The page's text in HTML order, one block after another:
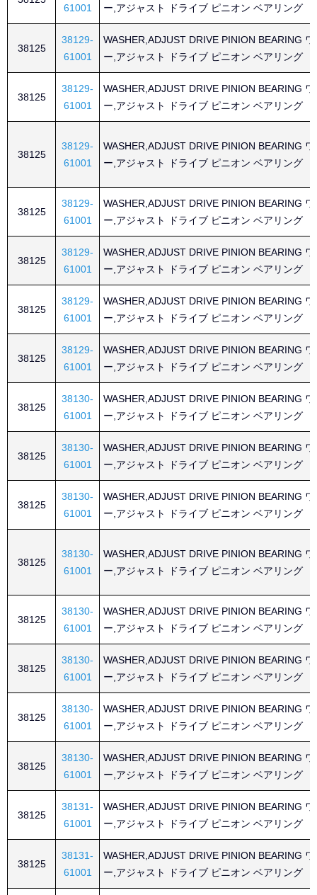
61001
ー,アジャスト ドライブ ピニオン ベアリング
38125
38129-
61001
WASHER,ADJUST DRIVE PINION BEARING
ー,アジャスト ドライブ ピニオン ベアリング
38125
38129-
61001
WASHER,ADJUST DRIVE PINION BEARING
ー,アジャスト ドライブ ピニオン ベアリング
38125
38129-
61001
WASHER,ADJUST DRIVE PINION BEARING
ー,アジャスト ドライブ ピニオン ベアリング
38125
38129-
61001
WASHER,ADJUST DRIVE PINION BEARING
ー,アジャスト ドライブ ピニオン ベアリング
38125
38129-
61001
WASHER,ADJUST DRIVE PINION BEARING
ー,アジャスト ドライブ ピニオン ベアリング
38125
38129-
61001
WASHER,ADJUST DRIVE PINION BEARING
ー,アジャスト ドライブ ピニオン ベアリング
38125
38129-
61001
WASHER,ADJUST DRIVE PINION BEARING
ー,アジャスト ドライブ ピニオン ベアリング
38125
38130-
61001
WASHER,ADJUST DRIVE PINION BEARING
ー,アジャスト ドライブ ピニオン ベアリング
38125
38130-
61001
WASHER,ADJUST DRIVE PINION BEARING
ー,アジャスト ドライブ ピニオン ベアリング
38125
38130-
61001
WASHER,ADJUST DRIVE PINION BEARING
ー,アジャスト ドライブ ピニオン ベアリング
38125
38130-
61001
WASHER,ADJUST DRIVE PINION BEARING
ー,アジャスト ドライブ ピニオン ベアリング
38125
38130-
61001
WASHER,ADJUST DRIVE PINION BEARING
ー,アジャスト ドライブ ピニオン ベアリング
38125
38130-
61001
WASHER,ADJUST DRIVE PINION BEARING
ー,アジャスト ドライブ ピニオン ベアリング
38125
38130-
61001
WASHER,ADJUST DRIVE PINION BEARING
ー,アジャスト ドライブ ピニオン ベアリング
38125
38130-
61001
WASHER,ADJUST DRIVE PINION BEARING
ー,アジャスト ドライブ ピニオン ベアリング
38125
38131-
61001
WASHER,ADJUST DRIVE PINION BEARING
ー,アジャスト ドライブ ピニオン ベアリング
38125
38131-
61001
WASHER,ADJUST DRIVE PINION BEARING
ー,アジャスト ドライブ ピニオン ベアリング